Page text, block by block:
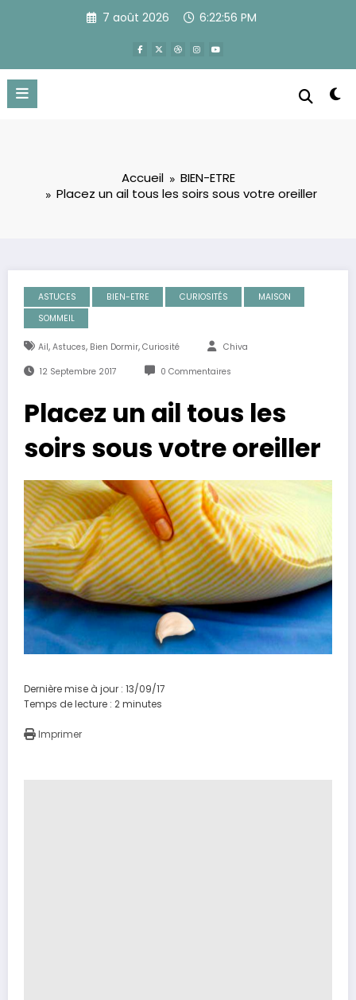
7 août 2026 6:22:56 PM
Accueil
BIEN-ETRE
Placez un ail tous les soirs sous votre oreiller
ASTUCES BIEN-ETRE CURIOSITÉS
MAISON
SOMMEIL
Ail, Astuces, Bien Dormir, Curiosité Chiva
12 Septembre 2017 0 Commentaires
Placez un ail tous les
soirs sous votre oreiller
Dernière mise à jour : 13/09/17
Temps de lecture : 2minutes
Imprimer